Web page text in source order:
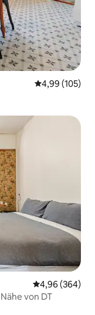
4,99 (105)
4,96 (364)
von DT